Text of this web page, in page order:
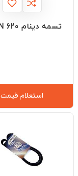
تسمه دینام LIFAN 620
استعلام قیمت